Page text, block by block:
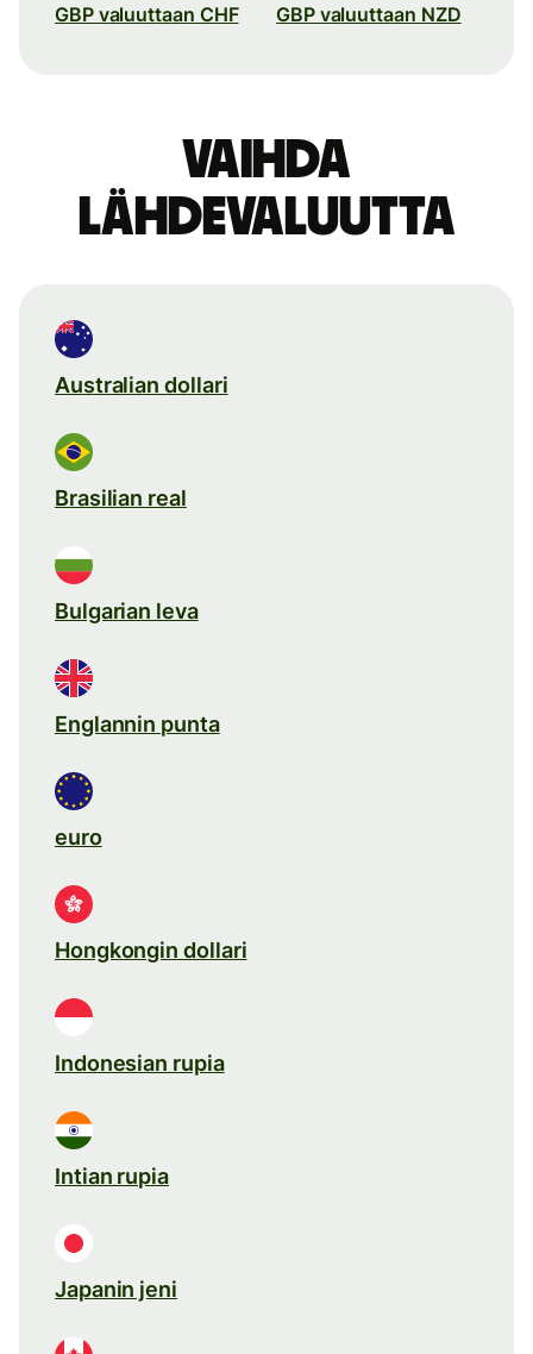
GBP valuuttaan CHF GBP valuuttaan NZD
Vaihda
lähdevaluutta
Australian dollari
Brasilian real
Bulgarian leva
Englannin punta
euro
Hongkongin dollari
Indonesian rupia
Intian rupia
Japanin jeni